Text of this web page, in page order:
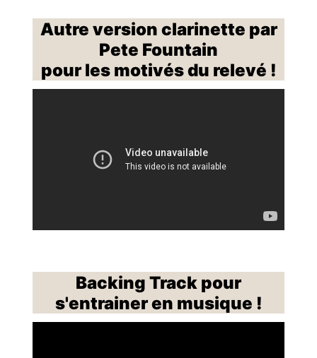
Autre version clarinette par
Pete Fountain
pour les motivés du relevé !
Backing Track pour
s'entrainer en musique !